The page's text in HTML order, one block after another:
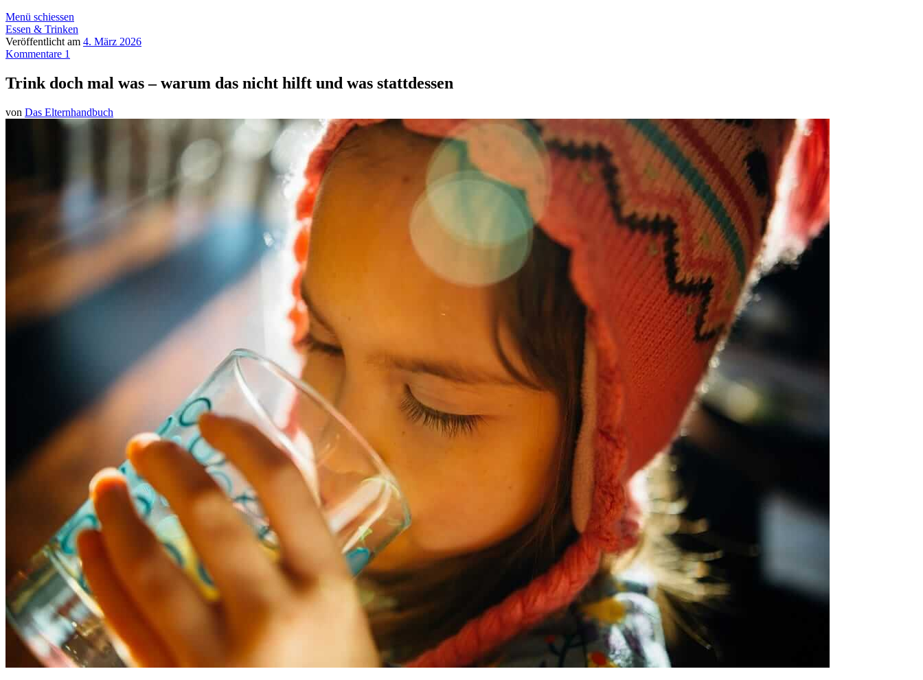
Menü schiessen
Essen & Trinken
Veröffentlicht am 4. März 2026
Kommentare 1
Trink doch mal was – warum das nicht hilft und was stattdessen
von Das Elternhandbuch